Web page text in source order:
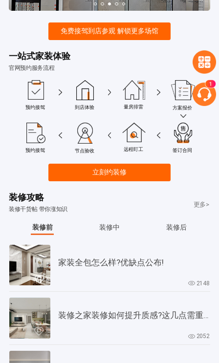
免费接驾到店参观 解锁更多场馆
一站式家装体验
官网预约服务流程
预约接驾 到店体验 量房排雷 方案报价
预约接驾 节点验收 远程盯工 签订合同
立刻约装修
装修攻略
装修干货帖 带你涨知识
更多>
装修前 装修中 装修后
家装全包怎么样?优缺点公布!
2148
装修之家装修如何提升质感?这几点需重视起来
2052